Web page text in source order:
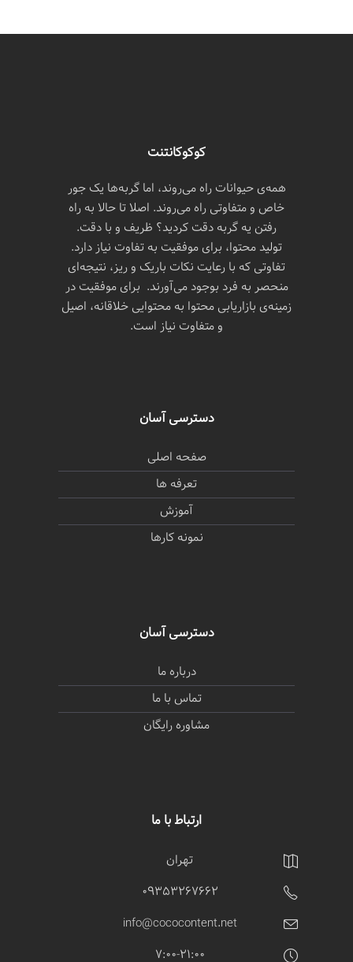
کوکوکانتنت
همه‌ی حیوانات راه می‌روند، اما گربه‌ها یک جور
خاص و متفاوتی راه می‌روند. اصلا تا حالا به راه
رفتن یه گربه دقت کردید؟ ظریف و با دقت.
تولید محتوا، برای موفقیت به تفاوت نیاز دارد.
تفاوتی که با رعایت نکات باریک و ریز، نتیجه‌ای
منحصر به فرد بوجود می‌آورند. برای موفقیت در
زمینه‌ی بازاریابی محتوا به محتوایی خلاقانه، اصیل
و متفاوت نیاز است.
دسترسی آسان
صفحه اصلی
تعرفه ها
آموزش
نمونه کارها
دسترسی آسان
درباره ما
تماس با ما
مشاوره رایگان
ارتباط با ما
تهران
09353267662
info@cococontent.net
7:00-21:00